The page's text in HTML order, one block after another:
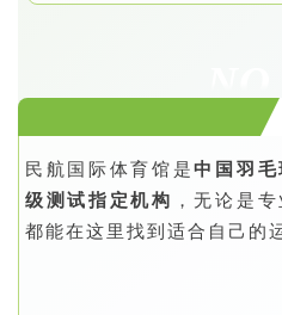
民航国际体育馆是中国羽
级测试指定机构 ，无论是
都能在这里找到适合自己的